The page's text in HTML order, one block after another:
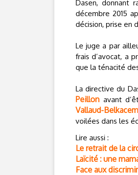
Dasen, donnant
décembre 2015
décision, prise en
Le juge a par
frais d’avocat, a
que la ténacité
La directive du
Peillon avant
Vallaud-
voilées dans les
Lire aussi :
Le retrait de la
Laïcité : une
Face aux